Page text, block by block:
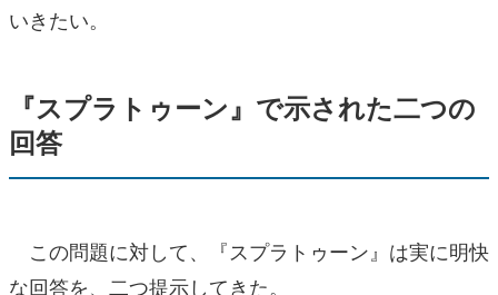
いきたい。
『スプラトゥーン』で示された二つの
回答
この問題に対して、『スプラトゥーン』は実に明快
な回答を、二つ提示してきた。